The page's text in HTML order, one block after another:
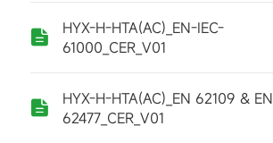
HYX-H-HTA(AC)_EN-IEC-
61000_CER_V01
HYX-H-HTA(AC)_EN 62109 & EN
62477_CER_V01